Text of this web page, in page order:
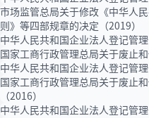
市场监管总局关于修改《中华人
则》等四部规章的决定（2019）
中华人民共和国企业法人登记管
国家工商行政管理总局关于废止
中华人民共和国企业法人登记管
国家工商行政管理总局关于废止
（2016）
中华人民共和国企业法人登记管